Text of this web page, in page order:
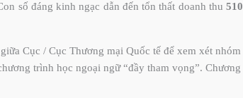
số đáng kinh ngạc dẫn đến tổn thất doanh thu 510
Cục / Cục Thương mại Quốc tế để xem xét nhóm
trình học ngoại ngữ “đầy tham vọng”. Chương